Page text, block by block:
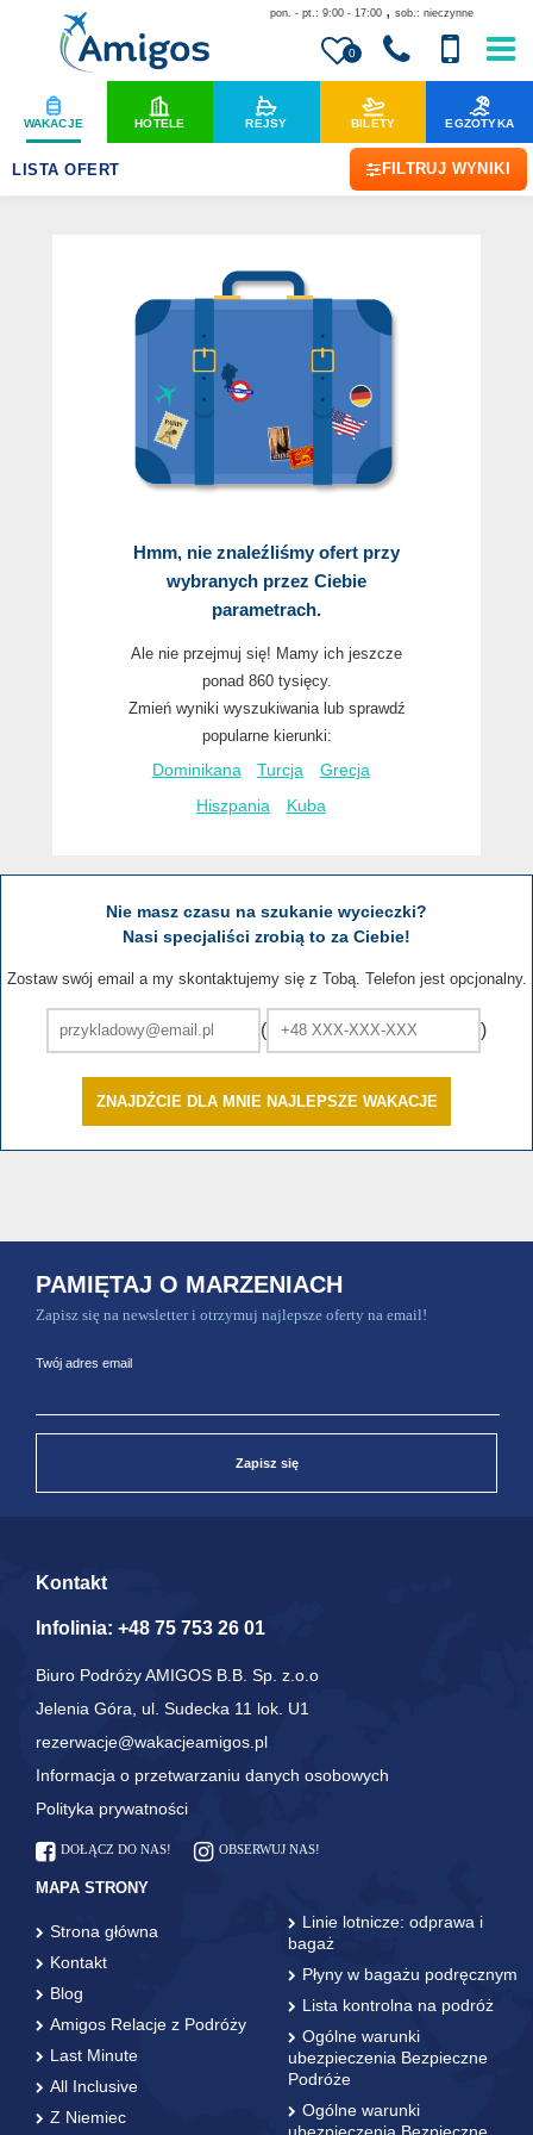
0
pon. - pt.: 9:00 - 17:00 , sob.: nieczynne
WAKACJE HOTELE REJSY BILETY EGZOTYKA
LISTA OFERT FILTRUJ WYNIKI
Hmm, nie znaleźliśmy ofert przy
wybranych przez Ciebie
parametrach.
Ale nie przejmuj się! Mamy ich jeszcze
ponad 860 tysięcy.
Zmień wyniki wyszukiwania lub sprawdź
popularne kierunki:
Dominikana
Turcja Grecja
Hiszpania Kuba
Nie masz czasu na szukanie wycieczki?
Nasi specjaliści zrobią to za Ciebie!
Zostaw swój email a my skontaktujemy się z Tobą. Telefon jest opcjonalny.
( )
ZNAJDŹCIE DLA MNIE NAJLEPSZE WAKACJE
PAMIĘTAJ O MARZENIACH
Zapisz się na newsletter i otrzymuj najlepsze oferty na email!
Twój adres email
Zapisz się
Kontakt
Infolinia: +48 75 753 26 01
Biuro Podróży AMIGOS B.B. Sp. z.o.o
Jelenia Góra, ul. Sudecka 11 lok. U1
rezerwacje@wakacjeamigos.pl
Informacja o przetwarzaniu danych osobowych
Polityka prywatności
DOŁĄCZ DO NAS! OBSERWUJ NAS!
MAPA STRONY
Strona główna
Kontakt
Blog
Amigos Relacje z Podróży
Last Minute
All Inclusive
Z Niemiec
Linie lotnicze: odprawa i
bagaż
Płyny w bagażu podręcznym
Lista kontrolna na podróż
Ogólne warunki
ubezpieczenia Bezpieczne
Podróże
Ogólne warunki